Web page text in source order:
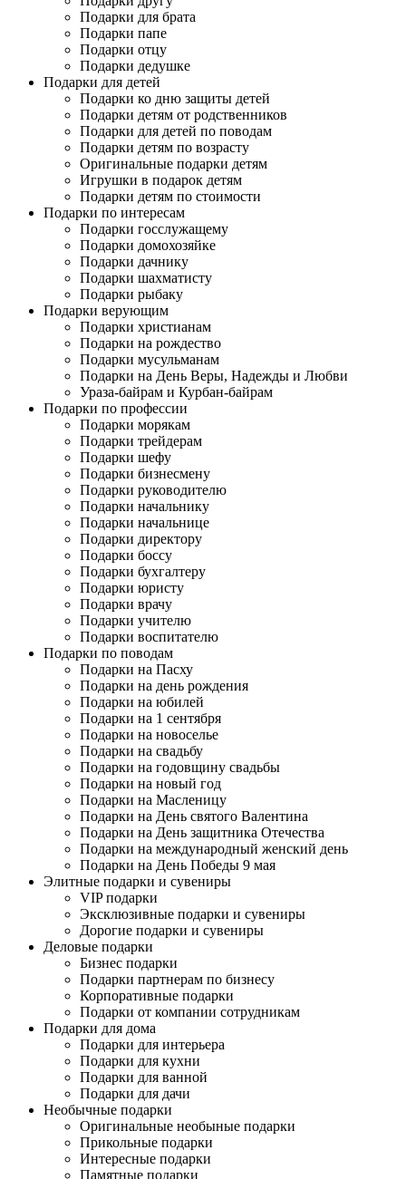
Подарки для брата
Подарки папе
Подарки отцу
Подарки дедушке
Подарки для детей
Подарки ко дню защиты детей
Подарки детям от родственников
Подарки для детей по поводам
Подарки детям по возрасту
Оригинальные подарки детям
Игрушки в подарок детям
Подарки детям по стоимости
Подарки по интересам
Подарки госслужащему
Подарки домохозяйке
Подарки дачнику
Подарки шахматисту
Подарки рыбаку
Подарки верующим
Подарки христианам
Подарки на рождество
Подарки мусульманам
Подарки на День Веры, Надежды и Любви
Ураза-байрам и Курбан-байрам
Подарки по профессии
Подарки морякам
Подарки трейдерам
Подарки шефу
Подарки бизнесмену
Подарки руководителю
Подарки начальнику
Подарки начальнице
Подарки директору
Подарки боссу
Подарки бухгалтеру
Подарки юристу
Подарки врачу
Подарки учителю
Подарки воспитателю
Подарки по поводам
Подарки на Пасху
Подарки на день рождения
Подарки на юбилей
Подарки на 1 сентября
Подарки на новоселье
Подарки на свадьбу
Подарки на годовщину свадьбы
Подарки на новый год
Подарки на Масленицу
Подарки на День святого Валентина
Подарки на День защитника Отечества
Подарки на международный женский день
Подарки на День Победы 9 мая
Элитные подарки и сувениры
VIP подарки
Эксклюзивные подарки и сувениры
Дорогие подарки и сувениры
Деловые подарки
Бизнес подарки
Подарки партнерам по бизнесу
Корпоративные подарки
Подарки от компании сотрудникам
Подарки для дома
Подарки для интерьера
Подарки для кухни
Подарки для ванной
Подарки для дачи
Необычные подарки
Оригинальные необыные подарки
Прикольные подарки
Интересные подарки
Памятные подарки